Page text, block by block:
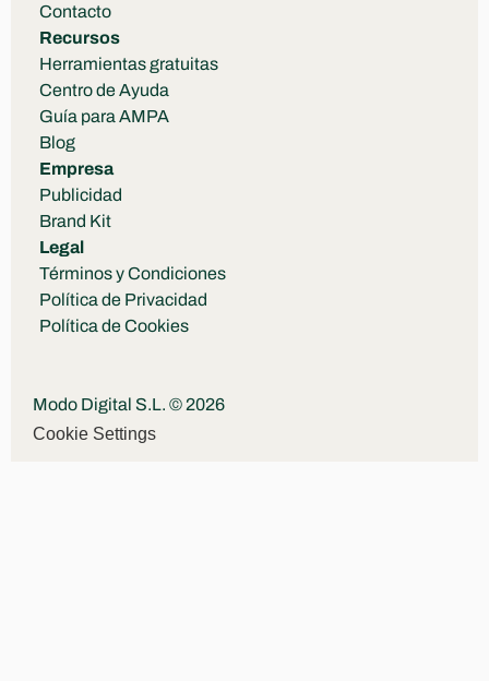
Contacto
Recursos
Herramientas gratuitas
Centro de Ayuda
Guía para AMPA
Blog
Empresa
Publicidad
Brand Kit
Legal
Términos y Condiciones
Política de Privacidad
Política de Cookies
Modo Digital S.L. © 2026
Cookie Settings